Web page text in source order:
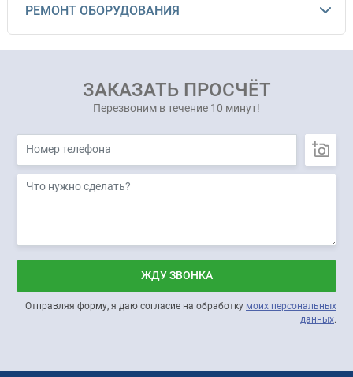
РЕМОНТ ОБОРУДОВАНИЯ
ЗАКАЗАТЬ ПРОСЧЁТ
Перезвоним в течение 10 минут!
ЖДУ ЗВОНКА
Отправляя форму, я даю согласие на обработку моих персональных
данных.